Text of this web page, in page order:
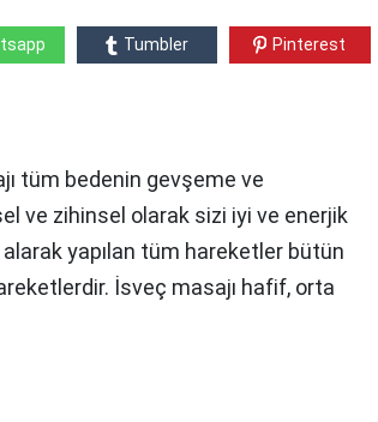
Tumbler Pinterest
tüm bedenin gevşeme ve
ve zihinsel olarak sizi iyi ve enerjik
yapılan tüm hareketler bütün
İsveç masajı hafif, orta